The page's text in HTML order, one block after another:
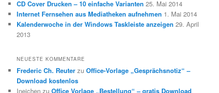
CD Cover Drucken – 10 einfache Varianten 25. Mai 2014
Internet Fernsehen aus Mediatheken aufnehmen 1. Mai 2014
Kalenderwoche in der Windows Taskleiste anzeigen 29. April
2013
NEUESTE KOMMENTARE
Frederic Ch. Reuter zuOffice-Vorlage „Gesprächsnotiz“ –
Download kostenlos
Ineichen zuOffice Vorlage „Bestellung“ – gratis Download